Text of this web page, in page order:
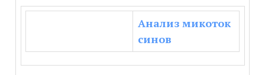
Анализ микоток
синов